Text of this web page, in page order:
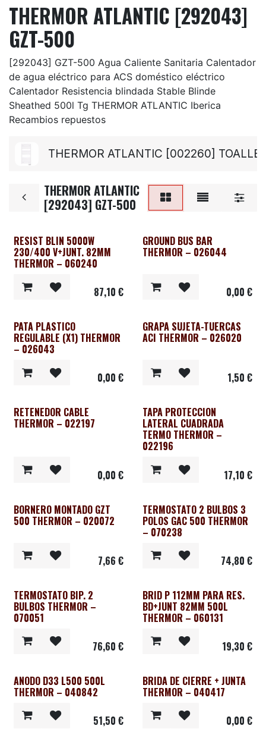
THERMOR ATLANTIC [292043]
GZT-500
[292043] GZT-500 Agua Caliente Sanitaria Calentador
de agua eléctrico para ACS doméstico eléctrico
Calentador Resistencia blindada Stable Blinde
Sheathed 500l Tg THERMOR ATLANTIC Iberica
Recambios repuestos
THERMOR ATLANTIC [002260]
THERMOR ATLANTIC
[292043] GZT-500
RESIST BLIN 5000W
230/400 V+JUNT. 82MM
THERMOR – 060240
87,10 €
GROUND BUS BAR
THERMOR – 026044
0,00 €
PATA PLASTICO
REGULABLE (X1) THERMOR
– 026043
0,00 €
GRAPA SUJETA-TUERCAS
ACI THERMOR – 026020
1,50 €
RETENEDOR CABLE
THERMOR – 022197
0,00 €
TAPA PROTECCION
LATERAL CUADRADA
TERMO THERMOR –
022196
17,10 €
BORNERO MONTADO GZT
500 THERMOR – 020072
7,66 €
TERMOSTATO 2 BULBOS 3
POLOS GAC 500 THERMOR
– 070238
74,80 €
TERMOSTATO BIP. 2
BULBOS THERMOR –
070051
76,60 €
BRID P 112MM PARA RES.
BD+JUNT 82MM 500L
THERMOR – 060131
19,30 €
ANODO D33 L500 500L
THERMOR – 040842
51,50 €
BRIDA DE CIERRE + JUNTA
THERMOR – 040417
0,00 €